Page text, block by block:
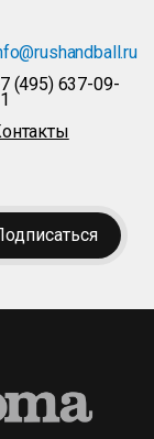
(495) 637-09-